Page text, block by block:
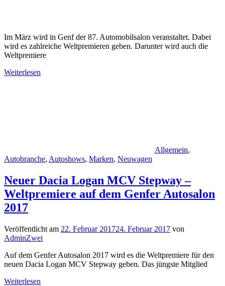
Im März wird in Genf der 87. Automobilsalon veranstaltet. Dabei
wird es zahlreiche Weltpremieren geben. Darunter wird auch die
Weltpremiere
Weiterlesen
Allgemein,
Autobranche, Autoshows, Marken, Neuwagen
Neuer Dacia Logan MCV Stepway –
Weltpremiere auf dem Genfer Autosalon
2017
Veröffentlicht am 22. Februar 201724. Februar 2017 von
AdminZwei
Auf dem Genfer Autosalon 2017 wird es die Weltpremiere für den
neuen Dacia Logan MCV Stepway geben. Das jüngste Mitglied
Weiterlesen